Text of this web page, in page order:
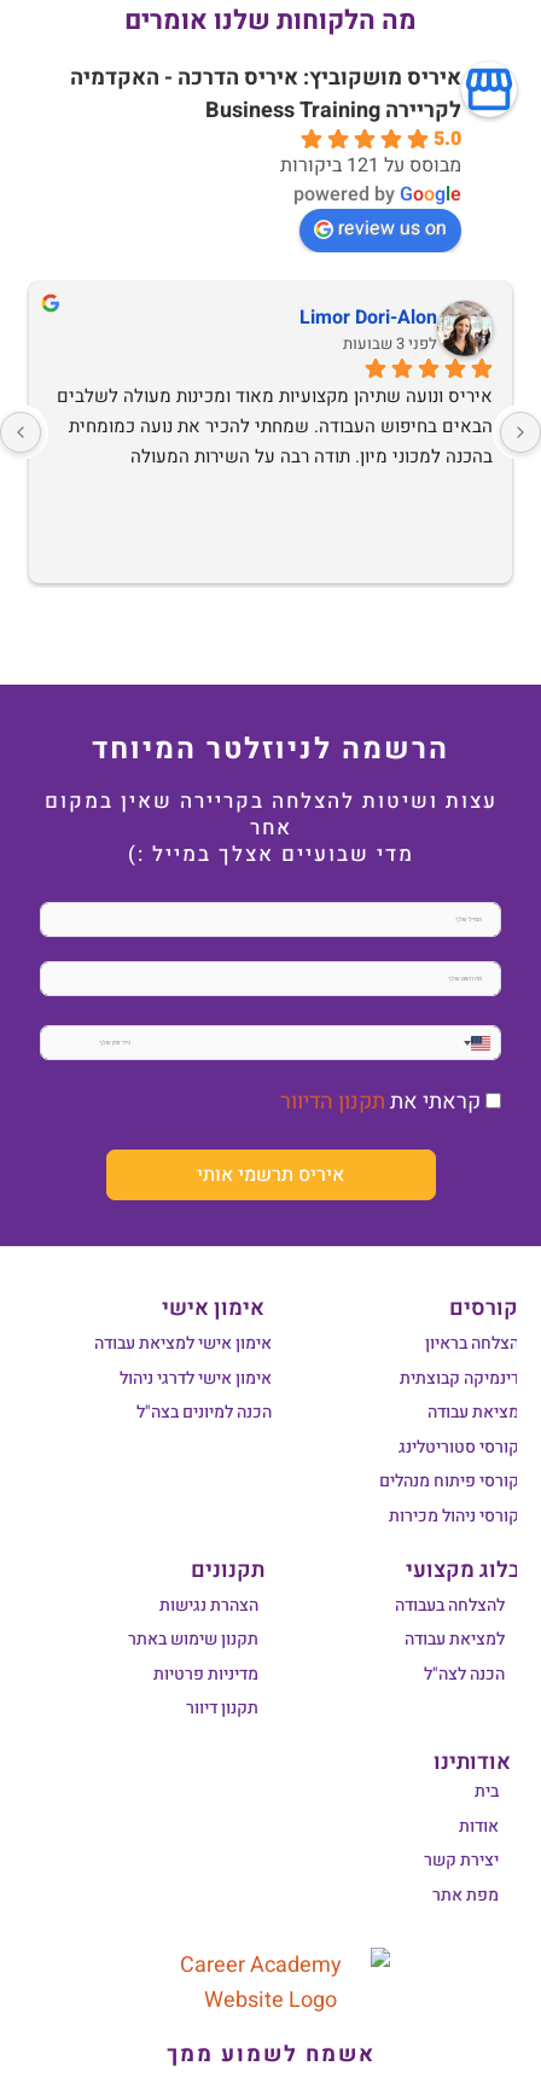
מה הלקוחות שלנו אומרים
איריס מושקוביץ: איריס הדרכה - האקדמיה
לקריירה Business Training
5.0
מבוסס על 121 ביקורות
powered byGoogle
review us on
Limor Dori-Alon
לפני 3 שבועות
איריס ונועה שתיהן מקצועיות מאוד ומכינות מעולה לשלבים
הבאים בחיפוש העבודה. שמחתי להכיר את נועה כמומחית
בהכנה למכוני מיון. תודה רבה על השירות המעולה
הרשמה לניוזלטר המיוחד
עצות ושיטות להצלחה בקריירה שאין במקום
אחר
מדי שבועיים אצלך במייל :)
United
States
+1
קראתי אתתקנון הדיוור
איריס תרשמי אותי
קורסים
הצלחה בראיון
דינמיקה קבוצתית
מציאת עבודה
קורסי סטוריטלינג
קורסי פיתוח מנהלים
קורסי ניהול מכירות
אימון אישי
אימון אישי למציאת עבודה
אימון אישי לדרגי ניהול
הכנה למיונים בצה"ל
בלוג מקצועי
להצלחה בעבודה
למציאת עבודה
הכנה לצה"ל
תקנונים
הצהרת נגישות
תקנון שימוש באתר
מדיניות פרטיות
תקנון דיוור
אודותינו
בית
אודות
יצירת קשר
מפת אתר
אשמח לשמוע ממך